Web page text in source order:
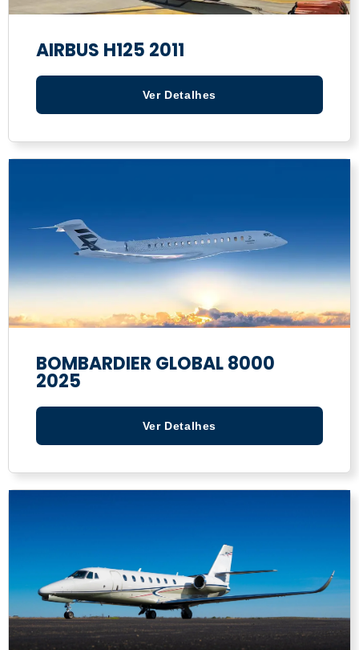
AIRBUS H125 2011
Ver Detalhes
BOMBARDIER GLOBAL 8000
2025
Ver Detalhes